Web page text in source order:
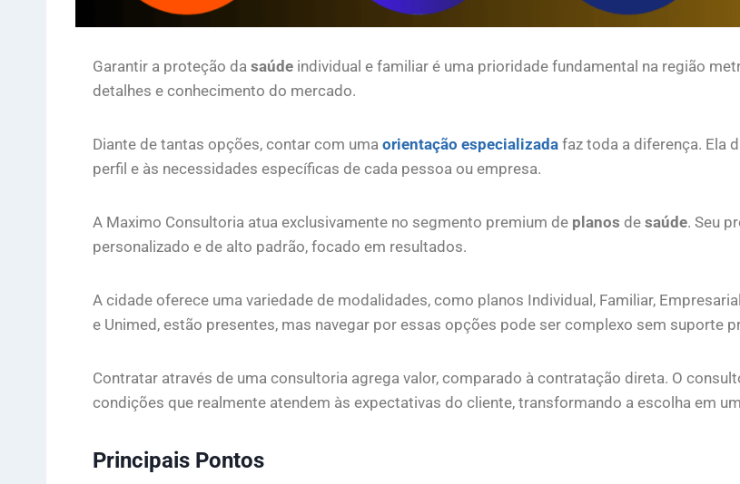
Garantir a proteção da saúde individual e familiar é uma prioridade fundamental na região
detalhes e conhecimento do mercado.
Diante de tantas opções, contar com uma orientação especializada faz toda a diferença. Ela
perfil e às necessidades específicas de cada pessoa ou empresa.
A Maximo Consultoria atua exclusivamente no segmento premium de planos de saúde. Seu
personalizado e de alto padrão, focado em resultados.
A cidade oferece uma variedade de modalidades, como planos Individual, Familiar,
e Unimed, estão presentes, mas navegar por essas opções pode ser complexo sem suporte
Contratar através de uma consultoria agrega valor, comparado à contratação direta. O
condições que realmente atendem às expectativas do cliente, transformando a escolha em
Principais Pontos